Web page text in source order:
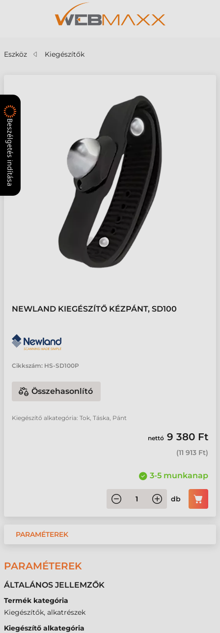
Eszköz Kiegészítők
NEWLAND KIEGÉSZÍTŐ KÉZPÁNT, SD100
Cikkszám: HS-SD100P
Összehasonlító
Kiegészítő alkategória: Tok, Táska, Pánt
nettó 9 380 Ft
(11 913 Ft)
3-5 munkanap
db
PARAMÉTEREK
PARAMÉTEREK
ÁLTALÁNOS JELLEMZŐK
Termék kategória
Kiegészítők, alkatrészek
Kiegészítő alkategória
Beszélgetés indítása